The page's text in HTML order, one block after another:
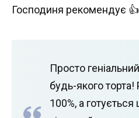
Господиня рекомендує 👍
Просто
будь-якого
100%, а